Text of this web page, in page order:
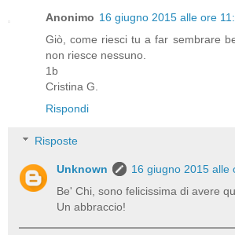
Anonimo 16 giugno 2015 alle ore
Giò, come riesci tu a far sembrare
non riesce nessuno.
1b
Cristina G.
Rispondi
Risposte
Unknown
16 giugno 2015 alle
Be' Chi, sono felicissima di avere
Un abbraccio!